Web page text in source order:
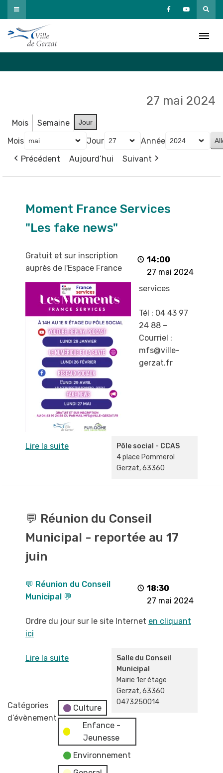
Passer
au
contenu
27 mai 2024
Mois Semaine Jour
Mois Jour
Année
Précédent
Aujourd’hui Suivant
France
Services
"Les
news"
Moment France Services
"Les fake news"
14:00
27 mai 2024
Gratuit et sur inscription
auprès de l'Espace France
services
Tél : 04 43 97
24 88 –
Courriel :
mfs@ville-
gerzat.fr
Pôle social - CCAS
4 place Pommerol
Gerzat,63360
Lire la suite
Réunion
Conseil
Municipal
💬 Réunion du Conseil
Municipal - reportée au 17
juin
18:30
27 mai 2024
💬 Réunion du Conseil
Municipal 💬
Ordre du jour sur le site Internet en cliquant
ici
Salle du Conseil
Municipal
Mairie 1er étage
Gerzat,63360
0473250014
Lire la suite
Catégories
d’évènement
Culture
Enfance -
Jeunesse
Environnement